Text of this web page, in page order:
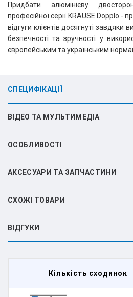
Придбати алюмінієву
професійної серії KRAUSE Dopplo -
відгуги клієнтів досягнуті завдяки
безпечності та зручності у
європейським та українським
СПЕЦИФІКАЦІЇ
ВІДЕО ТА МУЛЬТИМЕДІА
ОСОБЛИВОСТІ
АКСЕСУАРИ ТА ЗАПЧАСТИНИ
СХОЖІ ТОВАРИ
ВIДГУКИ
Кількість сходинок